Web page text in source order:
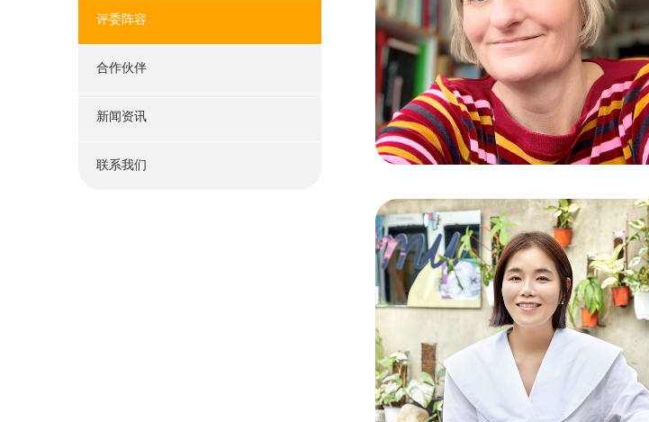
评委阵容
合作伙伴
新闻资讯
联系我们